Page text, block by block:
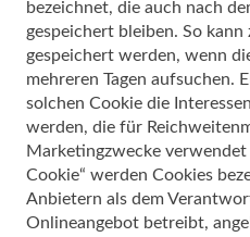
bezeichnet, die auch nach
gespeichert bleiben. So kann
gespeichert werden, wenn
mehreren Tagen aufsuchen.
solchen Cookie die
werden, die für
Marketingzwecke
Cookie“ werden Cookies
Anbietern als dem
Onlineangebot betreibt,